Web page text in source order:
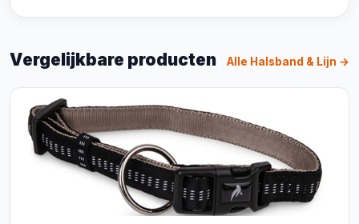
Vergelijkbare producten Alle Halsband & Lijn →